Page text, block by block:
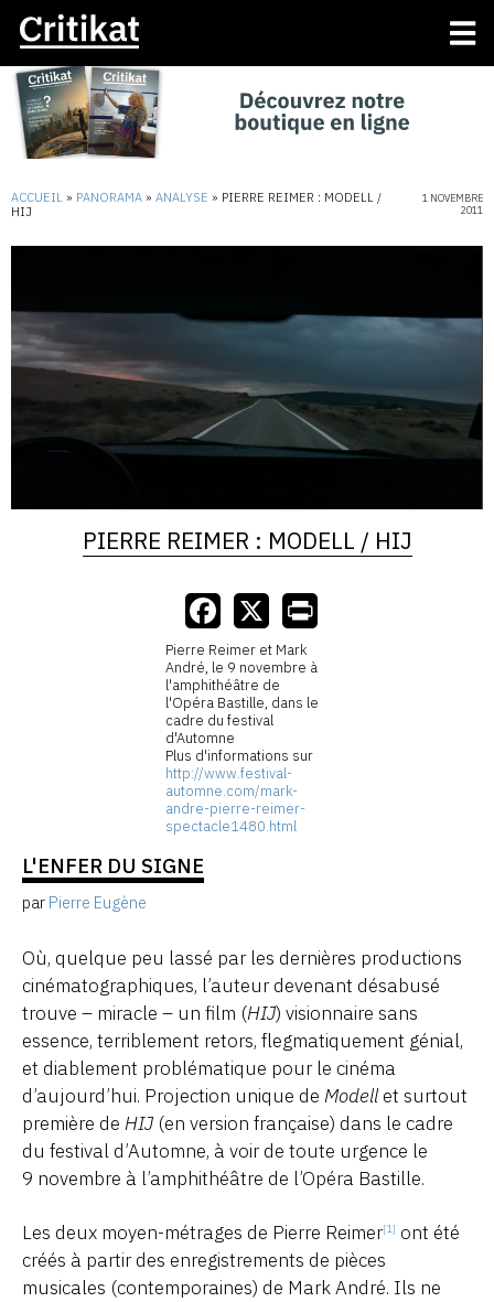
ACCUEIL » PANORAMA » ANALYSE » PIERRE REIMER : MODELL /
HIJ
1 NOVEMBRE
2011
PIERRE REIMER : MODELL / HIJ
Pierre Reimer et Mark
André, le 9 novembre à
l'amphithéâtre de
l'Opéra Bastille, dans le
cadre du festival
d'Automne
Plus d'informations sur
http://www.festival-
automne.com/mark-
andre-pierre-reimer-
spectacle1480.html
L'ENFER DU SIGNE
par Pierre Eugène
Où, quelque peu lassé par les dernières productions
cinématographiques, l’auteur devenant désabusé
trouve – miracle – un film (HIJ) visionnaire sans
essence, terriblement retors, flegmatiquement génial,
et diablement problématique pour le cinéma
d’aujourd’hui. Projection unique de Modell et surtout
première de HIJ (en version française) dans le cadre
du festival d’Automne, à voir de toute urgence le
9 novembre à l’amphithéâtre de l’Opéra Bastille.
Les deux moyen-métrages de Pierre Reimer[1] ont été
créés à partir des enregistrements de pièces
musicales (contemporaines) de Mark André. Ils ne